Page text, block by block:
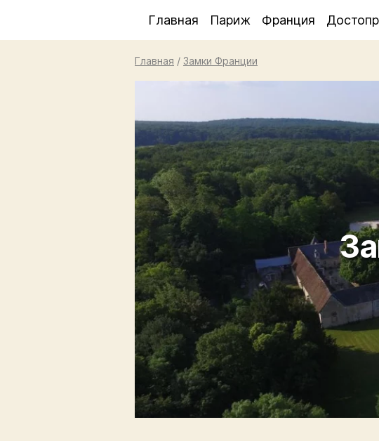
Главная Париж Франция
Главная / Замки Франции